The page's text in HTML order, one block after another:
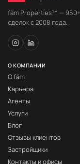
fäm Properties™ — 950+
сделок с 2008 года.
О КОМПАНИИ
О fäm
Карьера
Агенты
Услуги
Блог
Отзывы клиентов
Застройщики
Контакты и офисы